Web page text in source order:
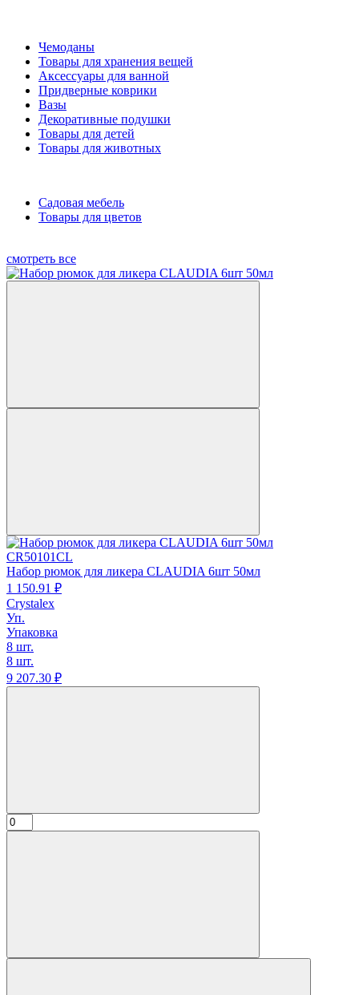
Чемоданы
Товары для хранения вещей
Аксессуары для ванной
Придверные коврики
Вазы
Декоративные подушки
Товары для детей
Товары для животных
Садовая мебель
Товары для цветов
смотреть все
CR50101CL
Набор рюмок для ликера CLAUDIA 6шт 50мл
1 150.91 ₽
Crystalex
Уп.
Упаковка
8 шт.
8 шт.
9 207.30 ₽